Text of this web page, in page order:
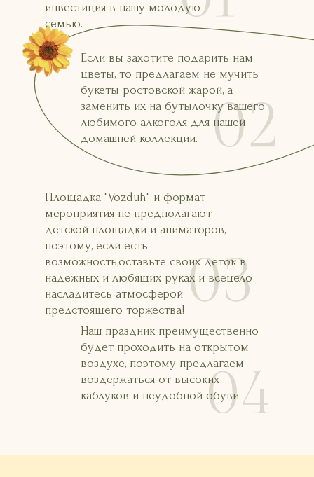
инвестиция в нашу молодую
семью.
Если вы захотите подарить нам
цветы, то предлагаем не мучить
букеты ростовской жарой, а
заменить их на бутылочку вашего
любимого алкоголя для нашей
домашней коллекции.
Площадка "Vozduh" и формат
мероприятия не предполагают
детской площадки и аниматоров,
поэтому, если есть
возможность,оставьте своих деток в
надежных и любящих руках и всецело
насладитесь атмосферой
предстоящего торжества!
Наш праздник преимущественно
будет проходить на открытом
воздухе, поэтому предлагаем
воздержаться от высоких
каблуков и неудобной обуви.